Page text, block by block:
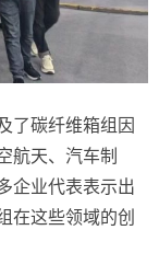
了碳纤维箱组因
航天、汽车制
企业代表表示出
在这些领域的创